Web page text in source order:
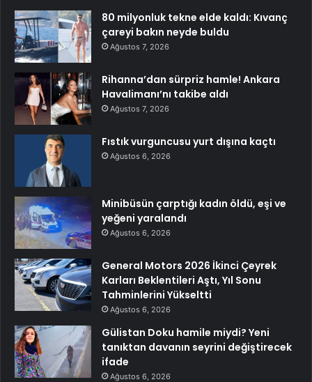
80 milyonluk tekne elde kaldı: Kıvanç
çareyi bakın neyde buldu
Ağustos 7, 2026
Rihanna’dan sürpriz hamle! Ankara
Havalimanı’nı takibe aldı
Ağustos 7, 2026
Fıstık vurguncusu yurt dışına kaçtı
Ağustos 6, 2026
Minibüsün çarptığı kadın öldü, eşi ve
yeğeni yaralandı
Ağustos 6, 2026
General Motors 2026 İkinci Çeyrek
Karları Beklentileri Aştı, Yıl Sonu
Tahminlerini Yükseltti
Ağustos 6, 2026
Gülistan Doku hamile miydi? Yeni
tanıktan davanın seyrini değiştirecek
ifade
Ağustos 6, 2026